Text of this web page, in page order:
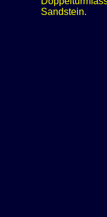
Sandstein.